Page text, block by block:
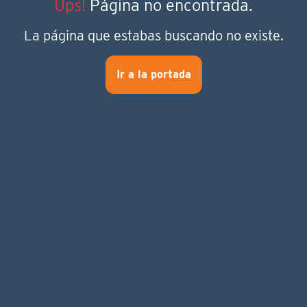
Ups! Página no encontrada.
La página que estabas buscando no existe.
Ir a la portada